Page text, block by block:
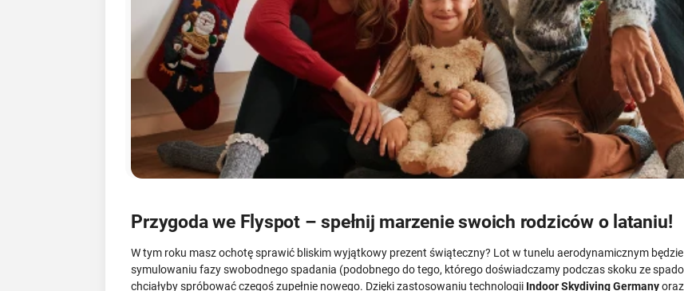
Przygoda we Flyspot – spełnij marzenie swoich rodziców o lataniu!
W tym roku masz ochotę sprawić bliskim wyjątkowy prezent świąteczny? Lot w tunelu aerodynamicznym
symulowaniu fazy swobodnego spadania (podobnego do tego, którego doświadczamy podczas skoku ze
chciałyby spróbować czegoś zupełnie nowego. Dzięki zastosowaniu technologii Indoor Skydiving Germany